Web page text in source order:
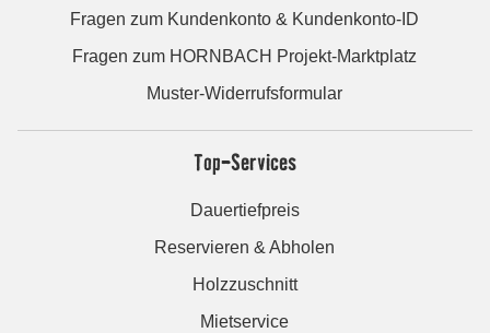
Fragen zum Kundenkonto & Kundenkonto-ID
Fragen zum HORNBACH Projekt-Marktplatz
Muster-Widerrufsformular
Top-Services
Dauertiefpreis
Reservieren & Abholen
Holzzuschnitt
Mietservice